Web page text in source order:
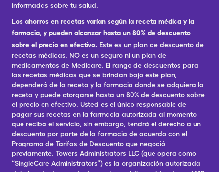
informadas sobre tu salud.
Los ahorros en recetas varían según la receta médica y la
farmacia, y pueden alcanzar hasta un 80% de descuento
sobre el precio en efectivo. Este es un plan de descuento de
recetas médicas. NO es un seguro ni un plan de
medicamentos de Medicare. El rango de descuentos para
las recetas médicas que se brindan bajo este plan,
dependerá de la receta y la farmacia donde se adquiera la
receta y puede otorgarse hasta un 80% de descuento sobre
el precio en efectivo. Usted es el único responsable de
pagar sus recetas en la farmacia autorizada al momento
que reciba el servicio, sin embargo, tendrá el derecho a un
descuento por parte de la farmacia de acuerdo con el
Programa de Tarifas de Descuento que negoció
previamente. Towers Administrators LLC (que opera como
“SingleCare Administrators”) es la organización autorizada